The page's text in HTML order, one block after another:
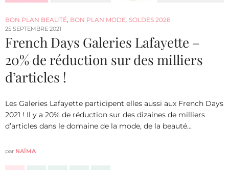
BON PLAN BEAUTÉ, BON PLAN MODE, SOLDES 2026
25 SEPTEMBRE 2021
French Days Galeries Lafayette –
20% de réduction sur des milliers
d’articles !
Les Galeries Lafayette participent elles aussi aux French Days
2021 ! Il y a 20% de réduction sur des dizaines de milliers
d’articles dans le domaine de la mode, de la beauté…
par NAÏMA